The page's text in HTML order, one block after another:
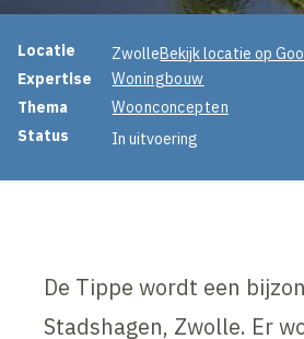
Projectinformatie
Locatie ZwolleBekijk locatie op
Expertise
Woningbouw
Thema
Woonconcepten
Status
In uitvoering
De Tippe wordt een
Stadshagen, Zwolle. Er